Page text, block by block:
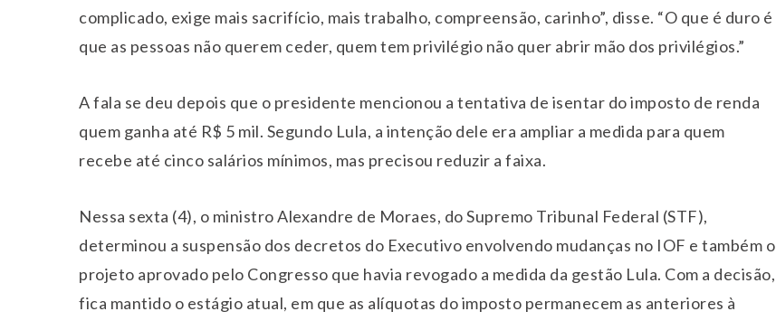
complicado, exige mais sacrifício, mais trabalho, compreensão, carinho”, disse. “O que é duro é
que as pessoas não querem ceder, quem tem privilégio não quer abrir mão dos privilégios.”
A fala se deu depois que o presidente mencionou a tentativa de isentar do imposto de renda
quem ganha até R$ 5 mil. Segundo Lula, a intenção dele era ampliar a medida para quem
recebe até cinco salários mínimos, mas precisou reduzir a faixa.
Nessa sexta (4), o ministro Alexandre de Moraes, do Supremo Tribunal Federal (STF),
determinou a suspensão dos decretos do Executivo envolvendo mudanças no IOF e também o
projeto aprovado pelo Congresso que havia revogado a medida da gestão Lula. Com a decisão,
fica mantido o estágio atual, em que as alíquotas do imposto permanecem as anteriores à